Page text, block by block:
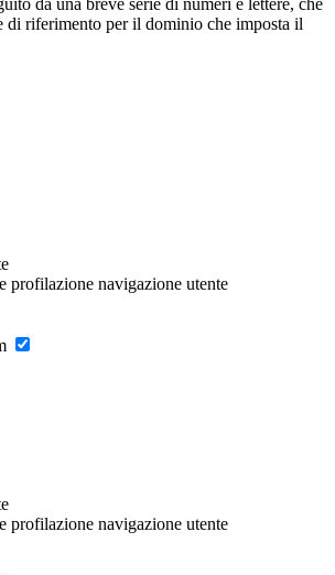
da una breve serie di numeri e lettere, che
di riferimento per il dominio che imposta il
profilazione navigazione utente
profilazione navigazione utente